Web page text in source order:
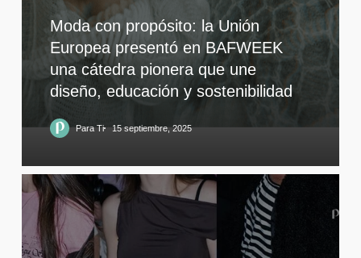
Moda con propósito: la Unión
Europea presentó en BAFWEEK
una cátedra pionera que une
diseño, educación y sostenibilidad
Para Ti 15 septiembre, 2025